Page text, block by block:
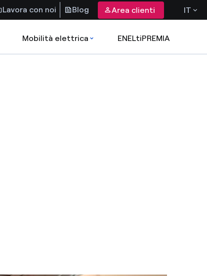
Lavora con noi Blog Area clienti IT
Mobilità elettrica ENELtiPREMIA